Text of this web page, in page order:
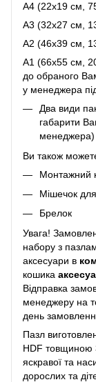
A4 (22x19 см,
A3 (32х27 см,
A2 (46х39 см,
A1 (66х55 см,
до обраного
у менеджера під
Два види
габарити
менеджера)
Ви також
Монтажний
Мішечок
Брелок
Увага!
набору з
аксесуари в
кошика
Відправка
менеджеру на
день
Пазл
HDF товщиною
яскравої та
дорослих та